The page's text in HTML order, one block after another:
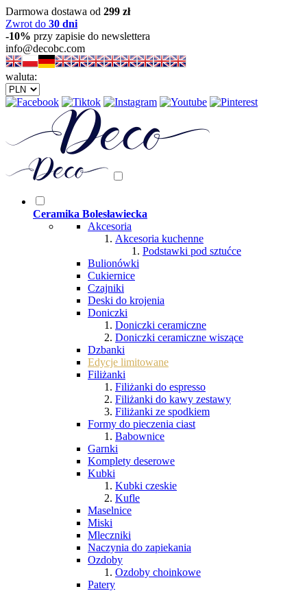
Darmowa dostawa od 299 zł
Zwrot do 30 dni
-10% przy zapisie do newslettera
info@decobc.com
waluta:
Ceramika Bolesławiecka
Akcesoria
Akcesoria kuchenne
Podstawki pod sztućce
Bulionówki
Cukiernice
Czajniki
Deski do krojenia
Doniczki
Doniczki ceramiczne
Doniczki ceramiczne wiszące
Dzbanki
Edycje limitowane
Filiżanki
Filiżanki do espresso
Filiżanki do kawy zestawy
Filiżanki ze spodkiem
Formy do pieczenia ciast
Babownice
Garnki
Komplety deserowe
Kubki
Kubki czeskie
Kufle
Maselnice
Miski
Mleczniki
Naczynia do zapiekania
Ozdoby
Ozdoby choinkowe
Patery